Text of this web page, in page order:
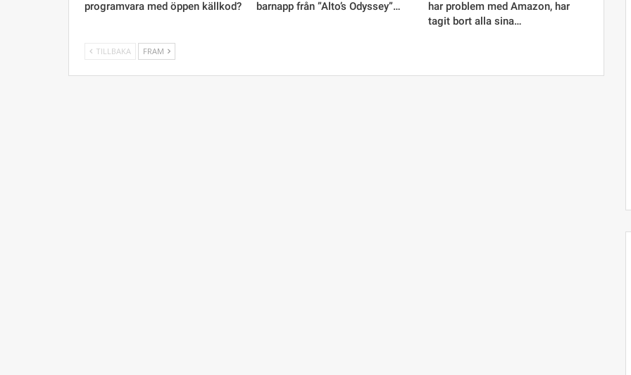
programvara med öppen källkod?
barnapp från ”Alto’s Odyssey”…
har problem med Amazon, har
tagit bort alla sina…
TILLBAKA FRAM